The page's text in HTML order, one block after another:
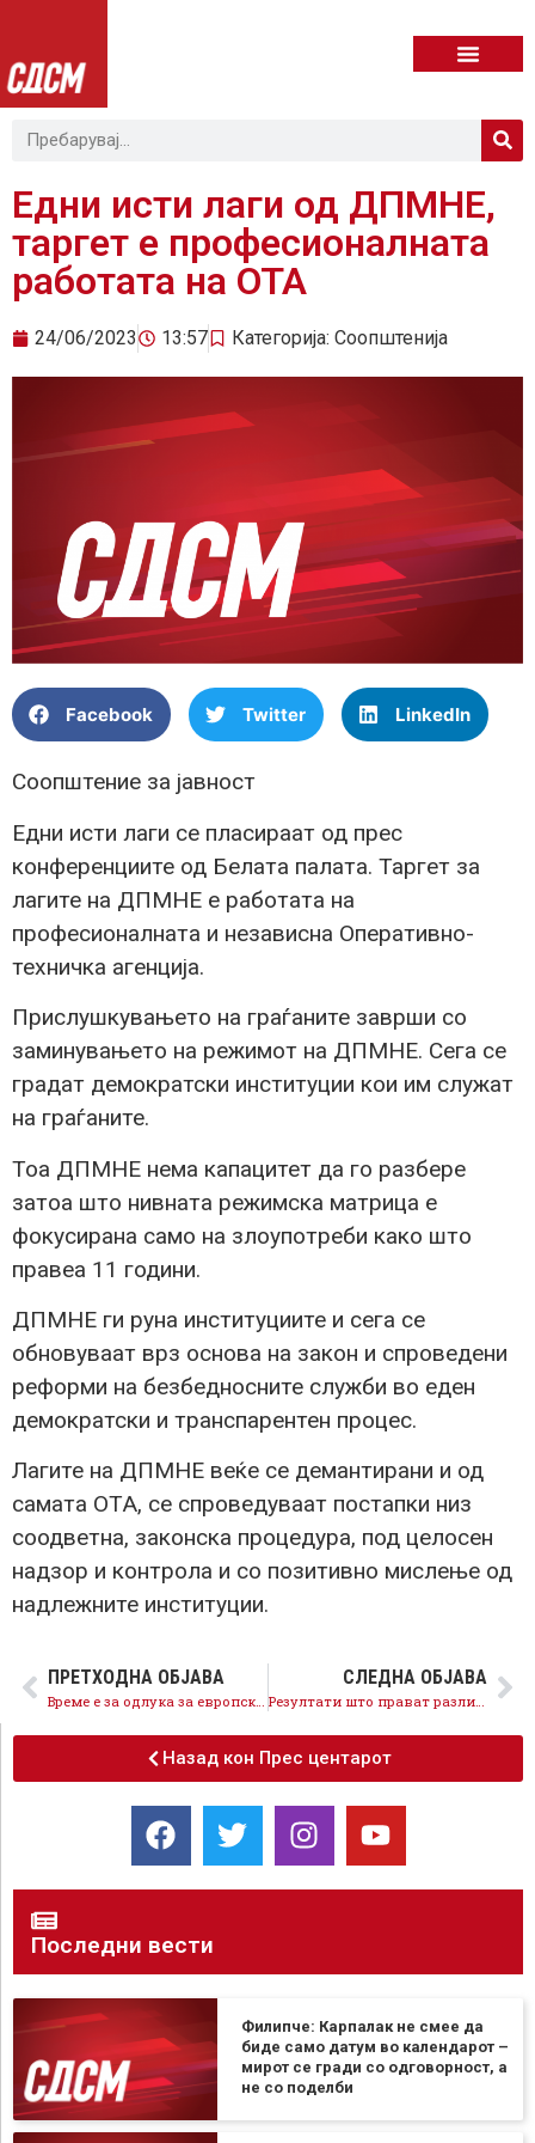
Едни исти лаги од ДПМНЕ,
таргет е професионалната
работата на ОТА
24/06/2023 13:57 Категорија: Соопштенија
Facebook Twitter LinkedIn
Соопштение за јавност
Едни исти лаги се пласираат од прес
конференциите од Белата палата. Таргет за
лагите на ДПМНЕ е работата на
професионалната и независна Оперативно-
техничка агенција.
Прислушкувањето на граѓаните заврши со
заминувањето на режимот на ДПМНЕ. Сега се
градат демократски институции кои им служат
на граѓаните.
Тоа ДПМНЕ нема капацитет да го разбере
затоа што нивната режимска матрица е
фокусирана само на злоупотреби како што
правеа 11 години.
ДПМНЕ ги руна институциите и сега се
обновуваат врз основа на закон и спроведени
реформи на безбедносните служби во еден
демократски и транспарентен процес.
Лагите на ДПМНЕ веќе се демантирани и од
самата ОТА, се спроведуваат постапки низ
соодветна, законска процедура, под целосен
надзор и контрола и со позитивно мислење од
надлежните институции.
ПРЕТХОДНА ОБЈАВА СЛЕДНА ОБЈАВА
Резултати што прават разлика, трибина на СДСМ на тема „МК во ЕУ до 2030“ Куманово
Назад кон Прес центарот
Последни вести
Филипче: Карпалак не смее да
биде само датум во календарот –
мирот се гради со одговорност, а
не со поделби